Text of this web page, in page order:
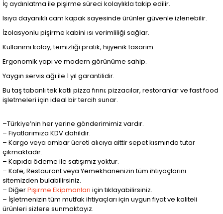
İç aydınlatma ile pişirme süreci kolaylıkla takip edilir.
Isıya dayanıklı cam kapak sayesinde ürünler güvenle izlenebilir.
İzolasyonlu pişirme kabini ısı verimliliği sağlar.
Kullanımı kolay, temizliği pratik, hijyenik tasarım.
Ergonomik yapı ve modern görünüme sahip.
Yaygın servis ağı ile 1 yıl garantilidir.
Bu taş tabanlı tek katlı pizza fırını; pizzacılar, restoranlar ve fast food
işletmeleri için ideal bir tercih sunar.
–Türkiye’nin her yerine gönderimimiz vardır.
– Fiyatlarımıza KDV dahildir.
– Kargo veya ambar ücreti alıcıya aittir sepet kısmında tutar
çıkmaktadır.
– Kapıda ödeme ile satışımız yoktur.
– Kafe, Restaurant veya Yemekhanenizin tüm ihtiyaçlarını
sitemizden bulabilirsiniz.
– DiğerPişirme Ekipmanları için tıklayabilirsiniz.
– İşletmenizin tüm mutfak ihtiyaçları için uygun fiyat ve kaliteli
ürünleri sizlere sunmaktayız.